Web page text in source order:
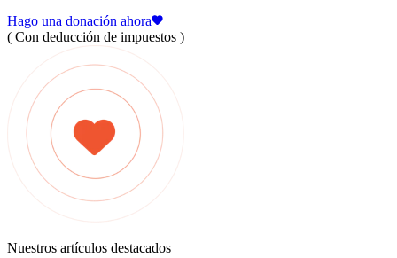
Hago una donación ahora
( Con deducción de impuestos )
Nuestros artículos destacados